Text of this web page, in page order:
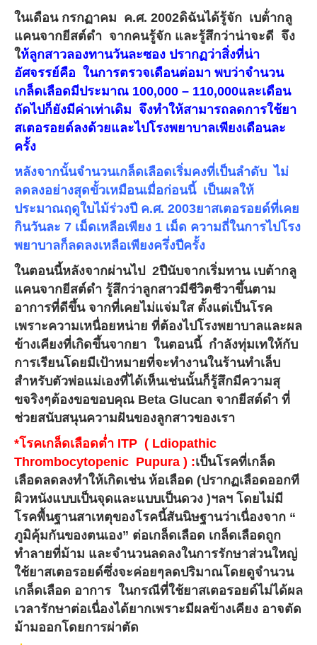
ในเดือน กรกฏาคม ค.ศ. 2002ดิฉันได้รู้จัก เบต้่ากลู
แคนจากยีสต์ดำ จากคนรู้จัก และรู้สึกว่าน่าจะดี จึง
ให้ลูกสาวลองทานวันละซอง ปรากฏว่าสิ่งที่น่า
อัศจรรย์คือ ในการตรวจเดือนต่อมา พบว่าจำนวน
เกล็ดเลือดมีประมาณ 100,000 – 110,000และเดือน
ถัดไปก็ยังมีค่าเท่าเดิม จึงทำให้สามารถลดการใช้ยา
สเตอรอยด์ลงด้วยและไปโรงพยาบาลเพียงเดือนละ
ครั้ง
หลังจากนั้นจำนวนเกล็ดเลือดเริ่มคงที่เป็นลำดับ ไม่
ลดลงอย่างสุดขั้วเหมือนเมื่อก่อนนี้ เป็นผลให้
ประมาณฤดูใบไม้ร่วงปี ค.ศ. 2003ยาสเตอรอยด์ที่เคย
กินวันละ 7 เม็ดเหลือเพียง 1 เม็ด ความถี่ในการไปโรง
พยาบาลก็ลดลงเหลือเพียงครึ่งปีครั้ง
ในตอนนี้หลังจากผ่านไป 2ปีนับจากเริ่มทาน เบต้ากลู
แคนจากยีสต์ดำ รู้สึกว่าลูกสาวมีชีวิตชีวาขึ้นตาม
อาการที่ดีขึ้น จากที่เคยไม่แจ่มใส ตั้งแต่เป็นโรค
เพราะความเหนื่อยหน่าย ที่ต้องไปโรงพยาบาลและผล
ข้างเคียงที่เกิดขึ้นจากยา ในตอนนี้ กำลังทุ่มเทให้กับ
การเรียนโดยมีเป้าหมายที่จะทำงานในร้านทำเล็บ
สำหรับตัวพ่อแม่เองที่ได้เห็นเช่นนั้นก็รู้สึกมีความสุ
ขจริงๆต้องขอขอบคุณ Beta Glucan จากยีสต์ดำ ที่
ช่วยสนับสนุนความฝันของลูกสาวของเรา
*โรคเกล็ดเลือดต่ำ ITP ( Ldiopathic
Thrombocytopenic Pupura ) :เป็นโรคที่เกล็ด
เลือดลดลงทำให้เกิดเช่น ห้อเลือด (ปรากฏเลือดออกที
ผิวหนังแบบเป็นจุดและแบบเป็นดวง )ฯลฯ โดยไม่มี
โรคพื้นฐานสาเหตุของโรคนี้สันนิษฐานว่าเนื่องจาก “
ภูมิคุ้มกันของตนเอง” ต่อเกล็ดเลือด เกล็ดเลือดถูก
ทำลายที่ม้าม และจำนวนลดลงในการรักษาส่วนใหญ่
ใช้ยาสเตอรอยด์ซึ่งจะค่อยๆลดปริมาณโดยดูจำนวน
เกล็ดเลือด อาการ ในกรณีที่ใช้ยาสเตอรอยด์ไม่ได้ผล
เวลารักษาต่อเนื่องได้ยากเพราะมีผลข้างเคียง อาจตัด
ม้ามออกโดยการผ่าตัด